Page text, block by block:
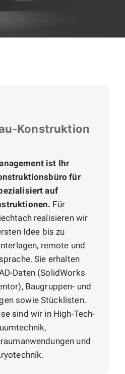
Konstruktion
ist Ihr
für
auf
Für
realisieren wir
Idee bis zu
remote und
Sie erhalten
Daten (SolidWorks
Baugruppen- und
sowie Stücklisten.
sind wir in High-Tech-
und